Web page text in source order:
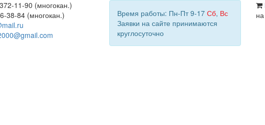
11-90 (многокан.)
38-84 (многокан.)
Время работы: Пн-Пт 9-17 Сб, Вс
Заявки на сайте принимаются
круглосуточно